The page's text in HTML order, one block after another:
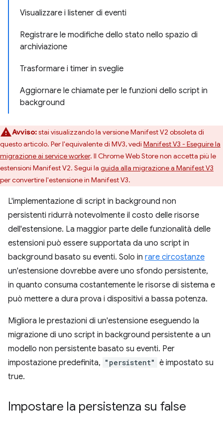
Visualizzare i listener di eventi
Registrare le modifiche dello stato nello spazio di
archiviazione
Trasformare i timer in sveglie
Aggiornare le chiamate per le funzioni dello script in
background
Avviso:stai visualizzando la versione Manifest V2 obsoleta di
questo articolo. Per l'equivalente di MV3, vedi Manifest V3 - Eseguire la
migrazione ai service worker. Il Chrome Web Store non accetta più le
estensioni Manifest V2. Segui la guida alla migrazione a Manifest V3
per convertire l'estensione in Manifest V3.
L'implementazione di script in background non
persistenti ridurrà notevolmente il costo delle risorse
dell'estensione. La maggior parte delle funzionalità delle
estensioni può essere supportata da uno script in
background basato su eventi. Solo in rare circostanze
un'estensione dovrebbe avere uno sfondo persistente,
in quanto consuma costantemente le risorse di sistema e
può mettere a dura prova i dispositivi a bassa potenza.
Migliora le prestazioni di un'estensione eseguendo la
migrazione di uno script in background persistente a un
modello non persistente basato su eventi. Per
impostazione predefinita, "persistent" è impostato su
true.
Impostare la persistenza su false